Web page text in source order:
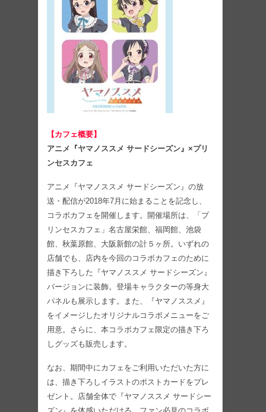
【カフェ概要】
アニメ『ヤマノススメ サードシーズン』×プリ
ンセスカフェ
アニメ『ヤマノススメ サードシーズン』の放
送・配信が2018年7月に始まることを記念し、
コラボカフェを開催します。開催場所は、「プ
リンセスカフェ」名古屋栄館、福岡館、池袋
館、秋葉原館、大阪新館の計５ヶ所。いずれの
店舗でも、店内を今回のコラボカフェのために
描き下ろした『ヤマノススメ サードシーズン』
バージョンに装飾。登場キャラクターの等身大
パネルも展示します。また、『ヤマノススメ』
をイメージしたオリジナルコラボメニューをご
用意。さらに、本コラボカフェ限定の描き下ろ
しグッズも販売します。
なお、期間中にカフェをご利用いただいた方に
は、描き下ろしイラストのポストカードをプレ
ゼント。店舗全体で『ヤマノススメ サードシー